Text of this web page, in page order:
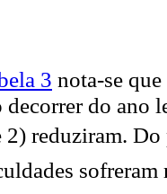
3 nota-se
decorrer do ano
2) reduziram.
sofreram